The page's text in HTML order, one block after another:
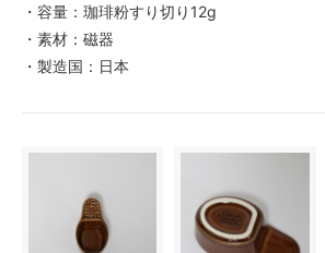
・容量：珈琲粉すり切り12g
・素材：磁器
・製造国：日本